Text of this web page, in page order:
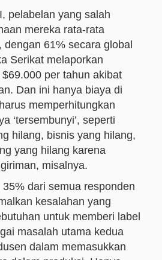
pelabelan yang salah
mereka rata-rata
61% secara global
Serikat melaporkan
per tahun akibat
Dan ini hanya biaya di
memperhitungkan
‘tersembunyi’, seperti
hilang, bisnis yang hilang,
yang hilang karena
misalnya.
dari semua responden
kesalahan yang
untuk memberi label
masalah utama kedua
dalam memasukkan